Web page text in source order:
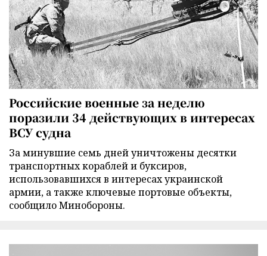
Российские военные за неделю
поразили 34 действующих в интересах
ВСУ судна
За минувшие семь дней уничтожены десятки
транспортных кораблей и буксиров,
использовавшихся в интересах украинской
армии, а также ключевые портовые объекты,
сообщило Минобороны.